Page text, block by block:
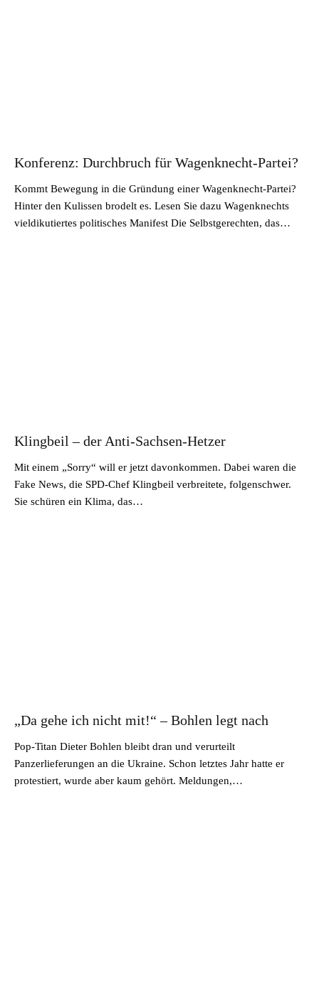
Konferenz: Durchbruch für Wagenknecht-Partei?
Kommt Bewegung in die Gründung einer Wagenknecht-Partei?
Hinter den Kulissen brodelt es. Lesen Sie dazu Wagenknechts
vieldikutiertes politisches Manifest Die Selbstgerechten, das…
Klingbeil – der Anti-Sachsen-Hetzer
Mit einem „Sorry“ will er jetzt davonkommen. Dabei waren die
Fake News, die SPD-Chef Klingbeil verbreitete, folgenschwer.
Sie schüren ein Klima, das…
„Da gehe ich nicht mit!“ – Bohlen legt nach
Pop-Titan Dieter Bohlen bleibt dran und verurteilt
Panzerlieferungen an die Ukraine. Schon letztes Jahr hatte er
protestiert, wurde aber kaum gehört. Meldungen,…